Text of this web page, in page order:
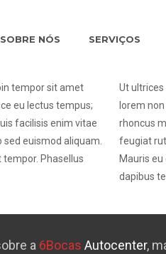
SOBRE NÓS SERVIÇOS
tempor sit amet
eu lectus tempus;
facilisis enim vitae
euismod aliquam.
Phasellus
Ut
lorem
rhoncus
feugiat
Mauris
dapibus
a 6Bocas Autocenter,